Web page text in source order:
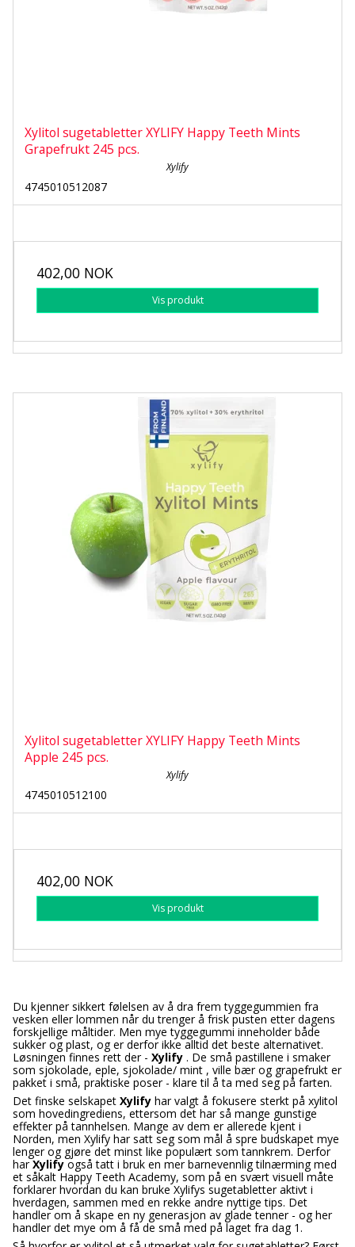
Xylitol sugetabletter XYLIFY Happy Teeth Mints
Grapefrukt 245 pcs.
Xylify
4745010512087
402,00 NOK
Vis produkt
Xylitol sugetabletter XYLIFY Happy Teeth Mints
Apple 245 pcs.
Xylify
4745010512100
402,00 NOK
Vis produkt
Du kjenner sikkert følelsen av å dra frem tyggegummien fra
vesken eller lommen når du trenger å frisk pusten etter dagens
forskjellige måltider. Men mye tyggegummi inneholder både
sukker og plast, og er derfor ikke alltid det beste alternativet.
Løsningen finnes rett der - Xylify . De små pastillene i smaker
som sjokolade, eple, sjokolade/ mint , ville bær og grapefrukt er
pakket i små, praktiske poser - klare til å ta med seg på farten.
Det finske selskapet Xylify har valgt å fokusere sterkt på xylitol
som hovedingrediens, ettersom det har så mange gunstige
effekter på tannhelsen. Mange av dem er allerede kjent i
Norden, men Xylify har satt seg som mål å spre budskapet mye
lenger og gjøre det minst like populært som tannkrem. Derfor
harXylify også tatt i bruk en mer barnevennlig tilnærming med
et såkalt Happy Teeth Academy, som på en svært visuell måte
forklarer hvordan du kan bruke Xylifys sugetabletter aktivt i
hverdagen, sammen med en rekke andre nyttige tips. Det
handler om å skape en ny generasjon av glade tenner - og her
handler det mye om å få de små med på laget fra dag 1.